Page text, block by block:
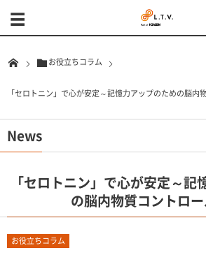
お役立ちコラム
「セロトニン」で心が安定～記憶力アップのための脳
News
「セロトニン」で心が安定～記
の脳内物質コントロ
お役立ちコラム